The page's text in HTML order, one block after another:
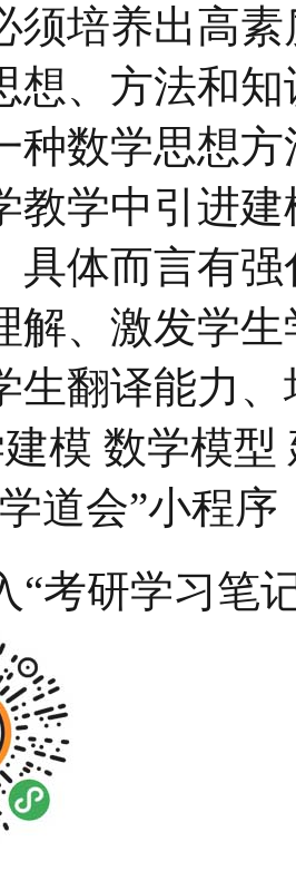
须培养出高
想、方法和
种数学思想
教学中引进
具体而言有
解、激发学
生翻译能力
模 数学模型
道会”小程序
“考研学习笔